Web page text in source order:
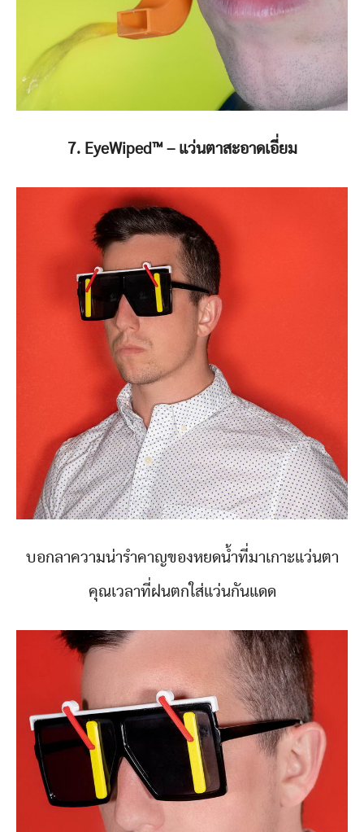
7. EyeWiped™️ – แว่นตาสะอาดเอี่ยม
บอกลาความน่ารำคาญของหยดน้ำที่มาเกาะแว่นตา
คุณเวลาที่ฝนตกใส่แว่นกันแดด